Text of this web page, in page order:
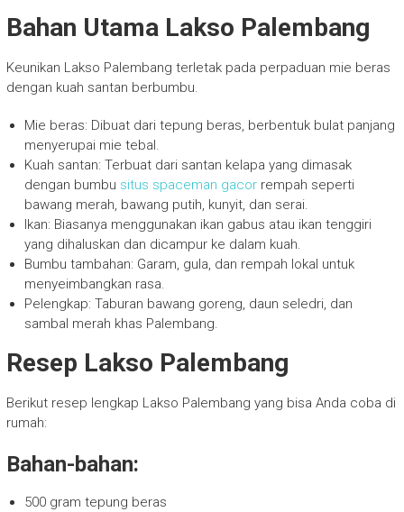
Bahan Utama Lakso Palembang
Keunikan Lakso Palembang terletak pada perpaduan mie beras
dengan kuah santan berbumbu.
Mie beras: Dibuat dari tepung beras, berbentuk bulat panjang
menyerupai mie tebal.
Kuah santan: Terbuat dari santan kelapa yang dimasak
dengan bumbu situs spaceman gacorrempah seperti
bawang merah, bawang putih, kunyit, dan serai.
Ikan: Biasanya menggunakan ikan gabus atau ikan tenggiri
yang dihaluskan dan dicampur ke dalam kuah.
Bumbu tambahan: Garam, gula, dan rempah lokal untuk
menyeimbangkan rasa.
Pelengkap: Taburan bawang goreng, daun seledri, dan
sambal merah khas Palembang.
Resep Lakso Palembang
Berikut resep lengkap Lakso Palembang yang bisa Anda coba di
rumah:
Bahan-bahan:
500 gram tepung beras